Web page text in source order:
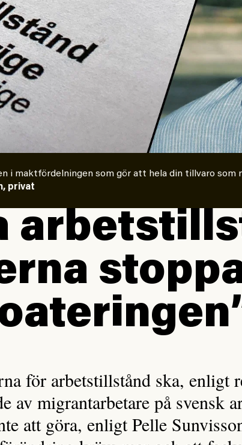
i maktfördelningen som gör att hela din tillvaro som
privat
för arbetstillstånd ska, enligt
av migrantarbetare på svensk
att göra, enligt Pelle